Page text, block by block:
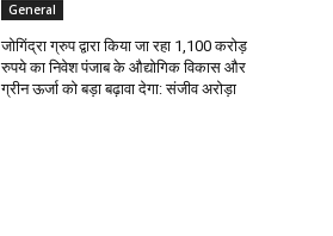
General
जोगिंद्रा ग्रुप द्वारा किया जा रहा 1,100 करोड़
रुपये का निवेश पंजाब के औद्योगिक विकास और
ग्रीन ऊर्जा को बड़ा बढ़ावा देगा: संजीव अरोड़ा